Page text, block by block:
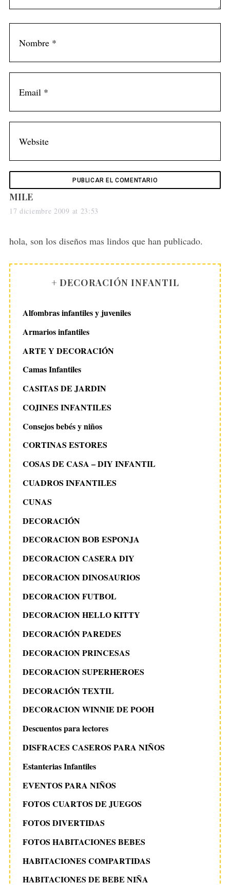
s
a
s
MILE
17 diciembre 2009 at 23:53
hola, son los diseños mas lindos que han publicado.
+ DECORACIÓN INFANTIL
Alfombras infantiles y juveniles
Armarios infantiles
ARTE Y DECORACIÓN
Camas Infantiles
CASITAS DE JARDIN
COJINES INFANTILES
Consejos bebés y niños
CORTINAS ESTORES
COSAS DE CASA – DIY INFANTIL
CUADROS INFANTILES
CUNAS
DECORACIÓN
DECORACION BOB ESPONJA
DECORACION CASERA DIY
DECORACION DINOSAURIOS
DECORACION FUTBOL
DECORACION HELLO KITTY
DECORACIÓN PAREDES
DECORACION PRINCESAS
DECORACION SUPERHEROES
DECORACIÓN TEXTIL
DECORACION WINNIE DE POOH
Descuentos para lectores
DISFRACES CASEROS PARA NIÑOS
Estanterias Infantiles
EVENTOS PARA NIÑOS
FOTOS CUARTOS DE JUEGOS
FOTOS DIVERTIDAS
FOTOS HABITACIONES BEBES
HABITACIONES COMPARTIDAS
HABITACIONES DE BEBE NIÑA